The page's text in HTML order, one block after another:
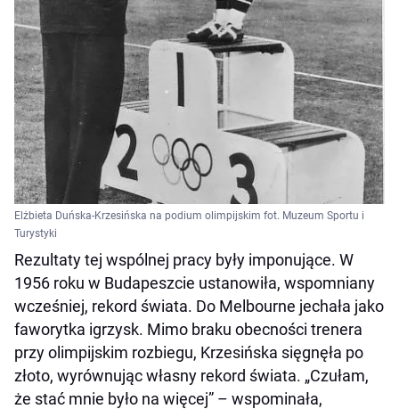
Elżbieta Duńska-Krzesińska na podium olimpijskim fot. Muzeum Sportu i
Turystyki
Rezultaty tej wspólnej pracy były imponujące. W
1956 roku w Budapeszcie ustanowiła, wspomniany
wcześniej, rekord świata. Do Melbourne jechała jako
faworytka igrzysk. Mimo braku obecności trenera
przy olimpijskim rozbiegu, Krzesińska sięgnęła po
złoto, wyrównując własny rekord świata. „Czułam,
że stać mnie było na więcej” – wspominała,